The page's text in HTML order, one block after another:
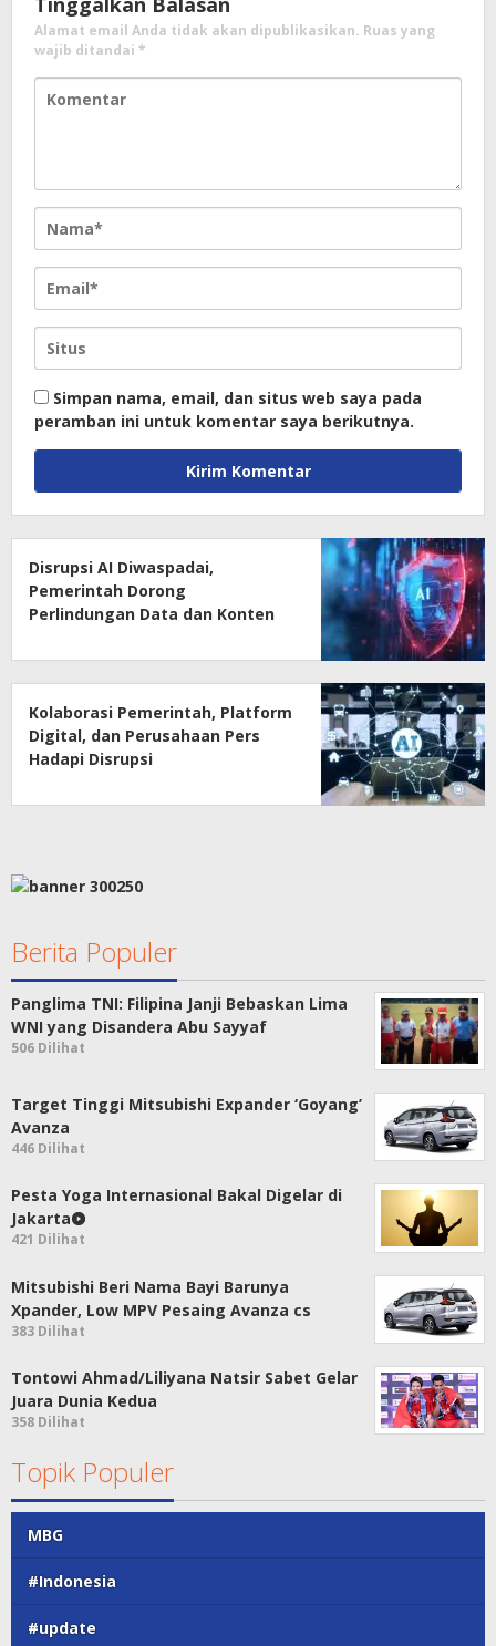
Alamat email Anda tidak akan dipublikasikan. Ruas yang
wajib ditandai *
Simpan nama, email, dan situs web saya pada
peramban ini untuk komentar saya berikutnya.
Disrupsi AI Diwaspadai,
Pemerintah Dorong
Perlindungan Data dan Konten
Kolaborasi Pemerintah, Platform
Digital, dan Perusahaan Pers
Hadapi Disrupsi
Berita Populer
Panglima TNI: Filipina Janji Bebaskan Lima
WNI yang Disandera Abu Sayyaf
506 Dilihat
Target Tinggi Mitsubishi Expander ‘Goyang’
Avanza
446 Dilihat
Pesta Yoga Internasional Bakal Digelar di
Jakarta
421 Dilihat
Mitsubishi Beri Nama Bayi Barunya
Xpander, Low MPV Pesaing Avanza cs
383 Dilihat
Tontowi Ahmad/Liliyana Natsir Sabet Gelar
Juara Dunia Kedua
358 Dilihat
Topik Populer
MBG
#Indonesia
#update